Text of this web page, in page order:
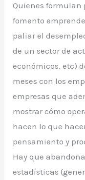
Quienes formulan
fomento
paliar el
de un sector de
económicos, etc)
meses con los
empresas que
mostrar cómo
hacen lo que
pensamiento y
Hay que
estadísticas